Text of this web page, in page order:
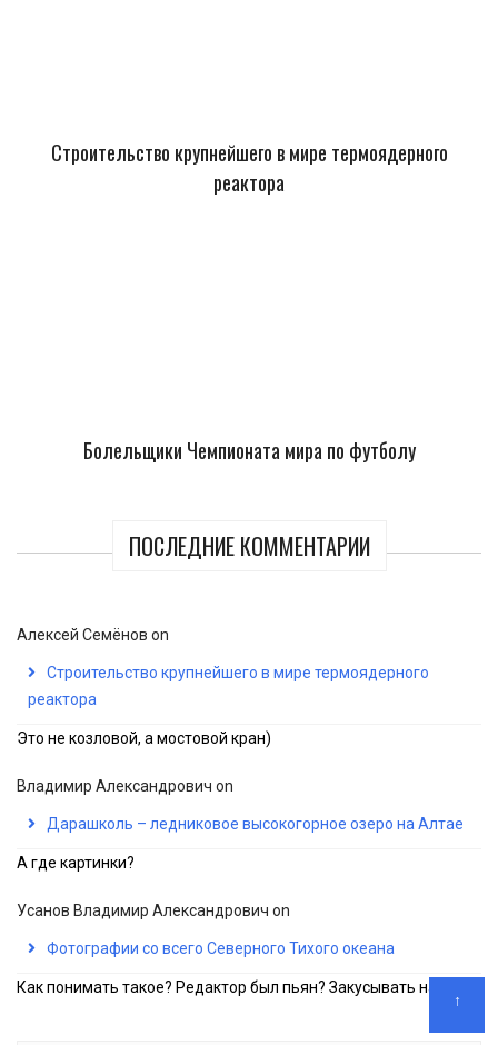
Строительство крупнейшего в мире термоядерного
реактора
Болельщики Чемпионата мира по футболу
ПОСЛЕДНИЕ КОММЕНТАРИИ
Алексей Семёнов on
Строительство крупнейшего в мире термоядерного
реактора
Это не козловой, а мостовой кран)
Владимир Александрович on
Дарашколь – ледниковое высокогорное озеро на Алтае
А где картинки?
Усанов Владимир Александрович on
Фотографии со всего Северного Тихого океана
Как понимать такое? Редактор был пьян? Закусывать надо!
↑